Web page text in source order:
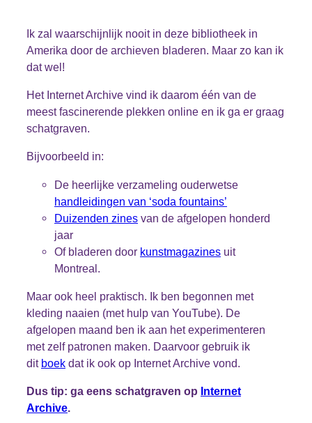
Ik zal waarschijnlijk nooit in deze bibliotheek in
Amerika door de archieven bladeren. Maar zo kan ik
dat wel!
Het Internet Archive vind ik daarom één van de
meest fascinerende plekken online en ik ga er graag
schatgraven.
Bijvoorbeeld in:
De heerlijke verzameling ouderwetse
handleidingen van ‘soda fountains’
Duizenden zines van de afgelopen honderd
jaar
Of bladeren door kunstmagazines uit
Montreal.
Maar ook heel praktisch. Ik ben begonnen met
kleding naaien (met hulp van YouTube). De
afgelopen maand ben ik aan het experimenteren
met zelf patronen maken. Daarvoor gebruik ik
dit boek dat ik ook op Internet Archive vond.
Dus tip: ga eens schatgraven op Internet
Archive.